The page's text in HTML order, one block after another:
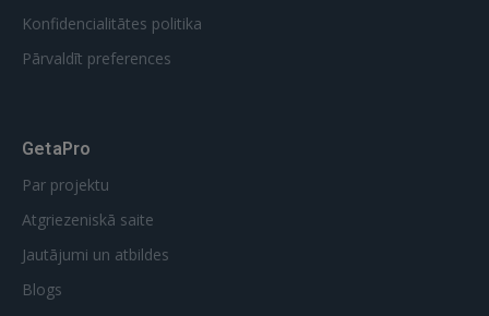
Konfidencialitātes politika
Pārvaldīt preferences
GetaPro
Par projektu
Atgriezeniskā saite
Jautājumi un atbildes
Blogs